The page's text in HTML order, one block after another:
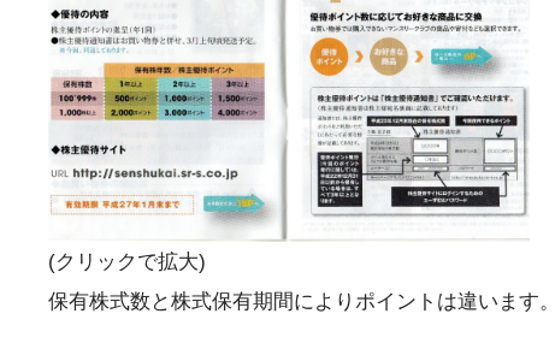
(クリックで拡大)
保有株式数と株式保有期間によりポイントは違います。